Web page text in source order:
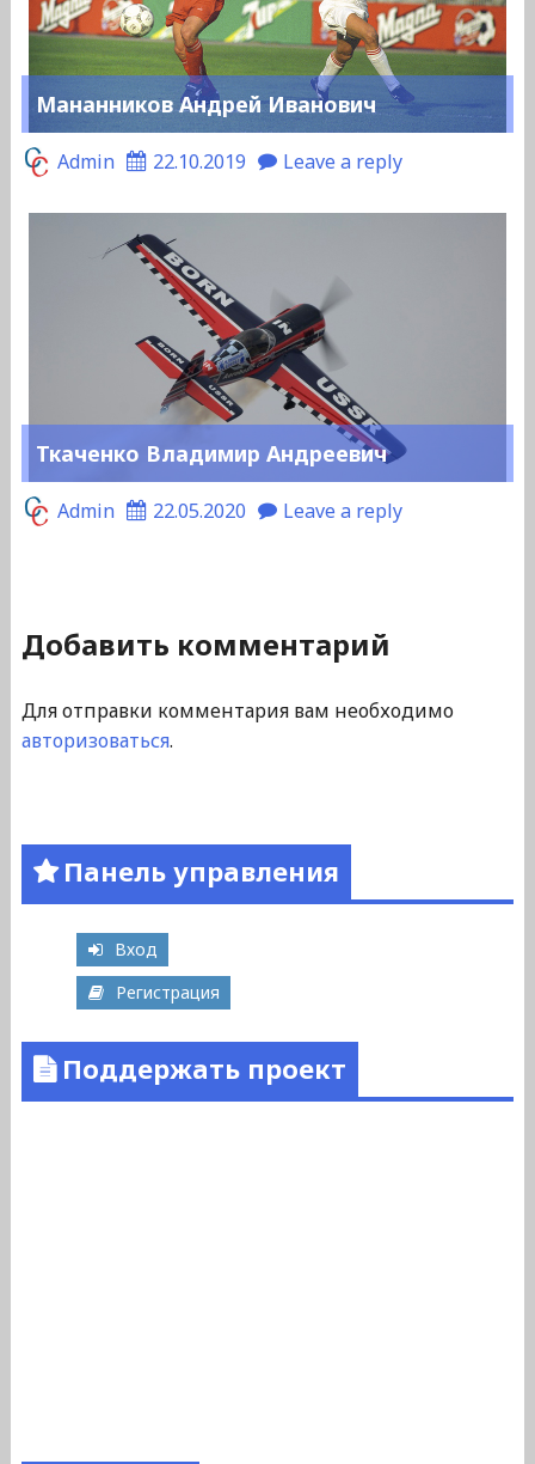
Мананников Андрей Иванович
Admin 22.10.2019 Leave a reply
Ткаченко Владимир Андреевич
Admin 22.05.2020 Leave a reply
Добавить комментарий
Для отправки комментария вам необходимо
авторизоваться.
Панель управления
Вход
Регистрация
Поддержать проект